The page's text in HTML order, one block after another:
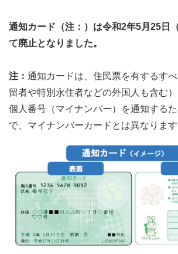
通知カード（注：）は令和2年5月25日
て廃止となりました。
注： 通知カードは、住民票を有するす
留者や特別永住者などの外国人も含む）
個人番号（マイナンバー）を通知する
で、マイナンバーカードとは異なります